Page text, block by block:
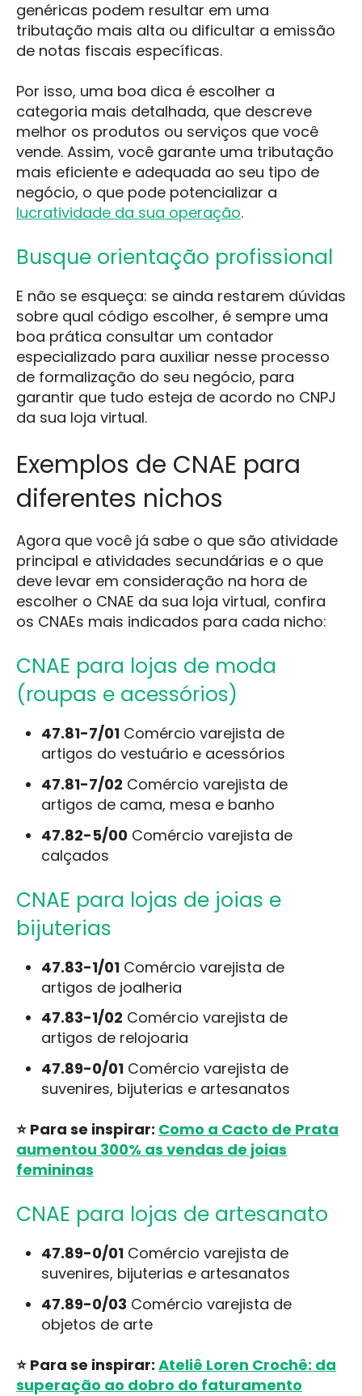
genéricas podem resultar em uma
tributação mais alta ou dificultar a emissão
de notas fiscais específicas.
Por isso, uma boa dica é escolher a
categoria mais detalhada, que descreve
melhor os produtos ou serviços que você
vende. Assim, você garante uma tributação
mais eficiente e adequada ao seu tipo de
negócio, o que pode potencializar a
lucratividade da sua operação.
Busque orientação profissional
E não se esqueça: se ainda restarem dúvidas
sobre qual código escolher, é sempre uma
boa prática consultar um contador
especializado para auxiliar nesse processo
de formalização do seu negócio, para
garantir que tudo esteja de acordo no CNPJ
da sua loja virtual.
Exemplos de CNAE para
diferentes nichos
Agora que você já sabe o que são atividade
principal e atividades secundárias e o que
deve levar em consideração na hora de
escolher o CNAE da sua loja virtual, confira
os CNAEs mais indicados para cada nicho:
CNAE para lojas de moda
(roupas e acessórios)
47.81-7/01Comércio varejista de
artigos do vestuário e acessórios
47.81-7/02 Comércio varejista de
artigos de cama, mesa e banho
47.82-5/00Comércio varejista de
calçados
CNAE para lojas de joias e
bijuterias
47.83-1/01Comércio varejista de
artigos de joalheria
47.83-1/02 Comércio varejista de
artigos de relojoaria
47.89-0/01Comércio varejista de
suvenires, bijuterias e artesanatos
⭐ Para se inspirar: Como a Cacto de Prata
aumentou 300% as vendas de joias
femininas
CNAE para lojas de artesanato
47.89-0/01Comércio varejista de
suvenires, bijuterias e artesanatos
47.89-0/03 Comércio varejista de
objetos de arte
⭐ Para se inspirar: Ateliê Loren Crochê: da
superação ao dobro do faturamento